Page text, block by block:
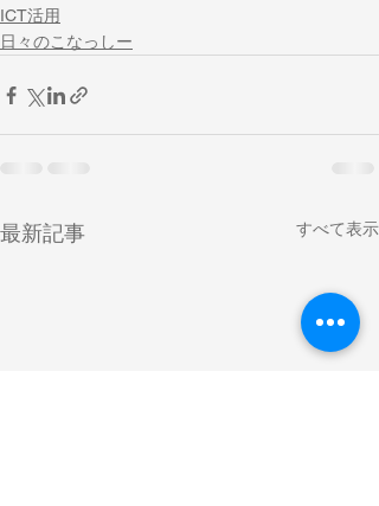
ICT活用
日々のこなっしー
最新記事 すべて表示